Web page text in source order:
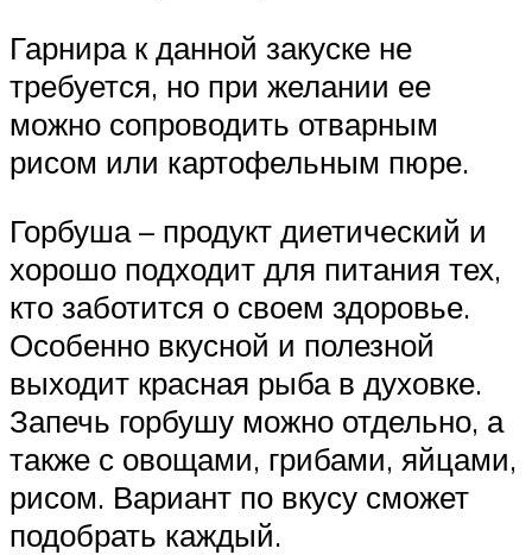
Гарнира к данной закуске не
требуется, но при желании ее
можно сопроводить отварным
рисом или картофельным пюре.
Горбуша – продукт диетический и
хорошо подходит для питания тех,
кто заботится о своем здоровье.
Особенно вкусной и полезной
выходит красная рыба в духовке.
Запечь горбушу можно отдельно, а
также с овощами, грибами, яйцами,
рисом. Вариант по вкусу сможет
подобрать каждый.